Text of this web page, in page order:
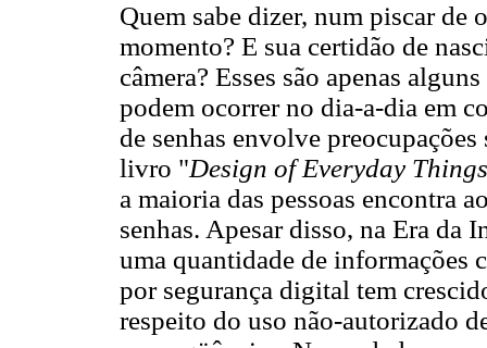
Quem sabe dizer, num piscar de
momento? E sua certidão de
câmera? Esses são apenas
podem ocorrer no dia-a-dia em
de senhas envolve
livro "Design of Everyday Things
a maioria das pessoas encontra
senhas. Apesar disso, na Era da
uma quantidade de informações
por segurança digital tem
respeito do uso não-autorizado